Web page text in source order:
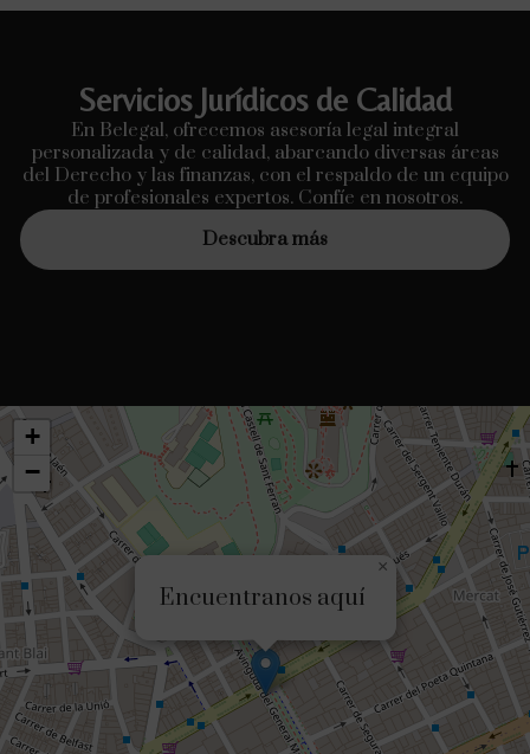
Servicios Jurídicos de Calidad
En Belegal, ofrecemos asesoría legal integral
personalizada y de calidad, abarcando diversas áreas
del Derecho y las finanzas, con el respaldo de un equipo
de profesionales expertos. Confíe en nosotros.
Descubra más
Encuentranos aquí
×
+
−